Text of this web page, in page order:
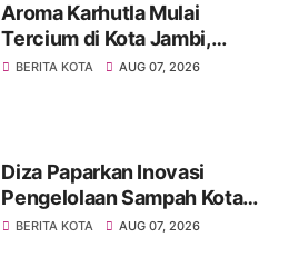
Aroma Karhutla Mulai
Tercium di Kota Jambi,
Warga Diminta Waspada
BERITA KOTA AUG 07, 2026
Diza Paparkan Inovasi
Pengelolaan Sampah Kota
Jambi di Forum UCLG
BERITA KOTA AUG 07, 2026